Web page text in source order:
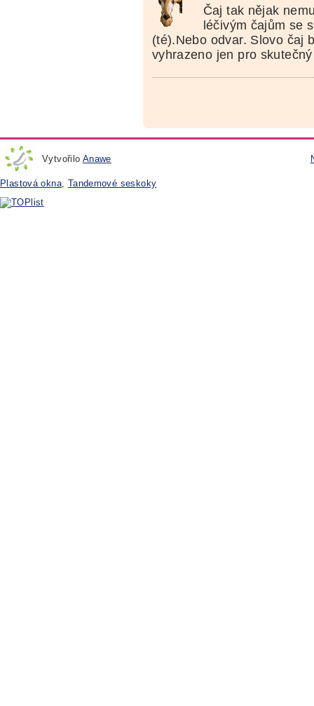
Čaj tak nějak
léčivým čajům se
(té).Nebo odvar. Slovo čaj
vyhrazeno jen pro
Vytvořilo Anawe
Plastová okna Tandemové seskoky